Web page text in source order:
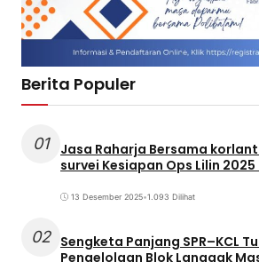
Berita Populer
01
Jasa Raharja Bersama
survei Kesiapan Ops Lilin
13 Desember 2025•1.093 Dilihat
02 Sengketa Panjang SPR–KCL
Pengelolaan Blok Langgak